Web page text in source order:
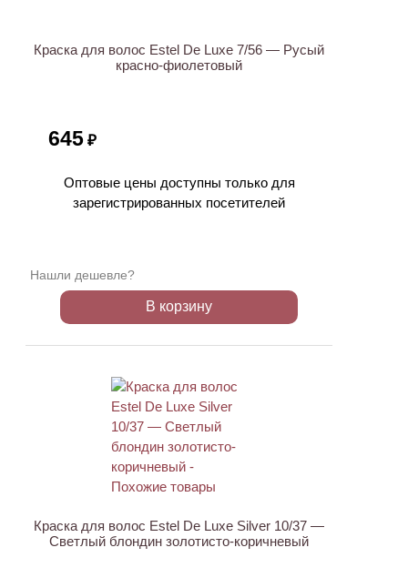
Краска для волос Estel De Luxe 7/56 — Русый
красно-фиолетовый
645 ₽
Оптовые цены доступны только для
зарегистрированных посетителей
Нашли дешевле?
В корзину
Краска для волос Estel De Luxe Silver 10/37 —
Светлый блондин золотисто-коричневый